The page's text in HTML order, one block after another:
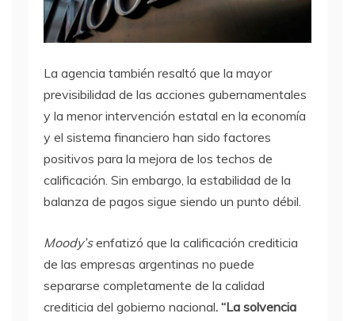
La agencia también resaltó que la mayor
previsibilidad de las acciones gubernamentales
y la menor intervención estatal en la economía
y el sistema financiero han sido factores
positivos para la mejora de los techos de
calificación. Sin embargo, la estabilidad de la
balanza de pagos sigue siendo un punto débil.
Moody’senfatizó que la calificación crediticia
de las empresas argentinas no puede
separarse completamente de la calidad
crediticia del gobierno nacional. “La solvencia